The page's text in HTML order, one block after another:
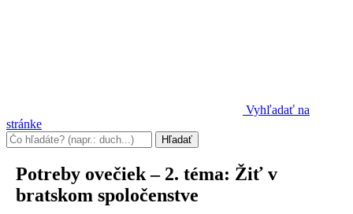
Vyhľadať na
stránke
Potreby ovečiek – 2. téma: Žiť v
bratskom spoločenstve